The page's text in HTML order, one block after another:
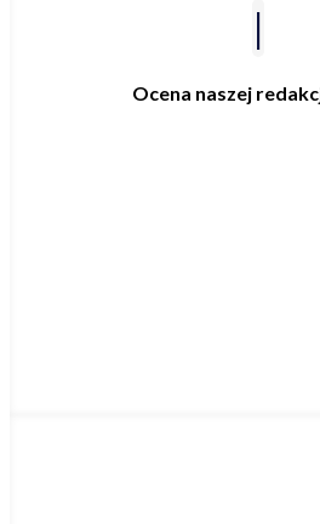
Ocena naszej